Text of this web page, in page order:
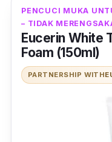
PENCUCI MUKA
– TIDAK
Eucerin White
Foam (150ml)
PARTNERSHIP WITH